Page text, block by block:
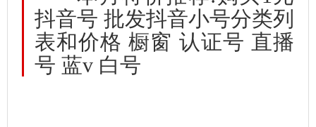
抖音号 批发抖音小号分类列
表和价格 橱窗 认证号 直播
号 蓝v 白号